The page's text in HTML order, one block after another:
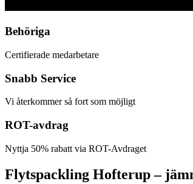
Behöriga
Certifierade medarbetare
Snabb Service
Vi återkommer så fort som möjligt
ROT-avdrag
Nyttja 50% rabatt via ROT-Avdraget
Flytspackling Hofterup –